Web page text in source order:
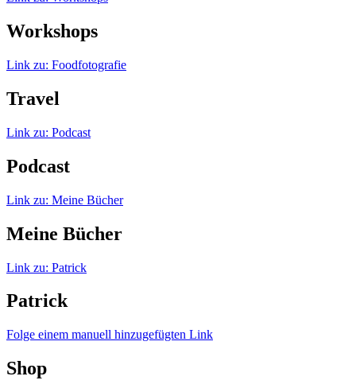
Workshops
Link zu: Foodfotografie
Travel
Link zu: Podcast
Podcast
Link zu: Meine Bücher
Meine Bücher
Link zu: Patrick
Patrick
Folge einem manuell hinzugefügten Link
Shop